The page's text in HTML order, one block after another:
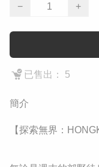
−
+
已售出： 5
簡介
【探索無界：